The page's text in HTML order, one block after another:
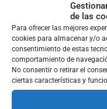
de las
Para ofrecer las mejores
cookies para almacenar y/o
consentimiento de estas
comportamiento de
No consentir o retirar el
ciertas características y